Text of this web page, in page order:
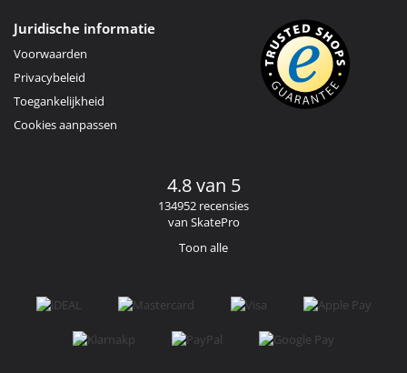
Juridische informatie
Voorwaarden
Privacybeleid
Toegankelijkheid
Cookies aanpassen
4.8 van 5
134952 recensies
van SkatePro
Toon alle